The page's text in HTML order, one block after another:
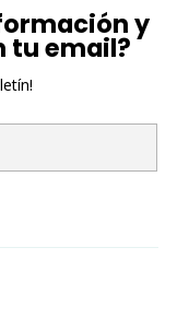
y
tu email?